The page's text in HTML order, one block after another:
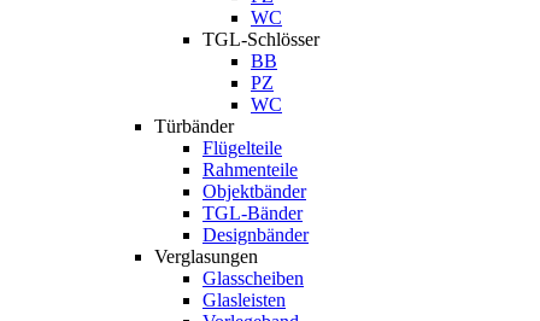
WC
TGL-Schlösser
BB
PZ
WC
Türbänder
Flügelteile
Rahmenteile
Objektbänder
TGL-Bänder
Designbänder
Verglasungen
Glasscheiben
Glasleisten